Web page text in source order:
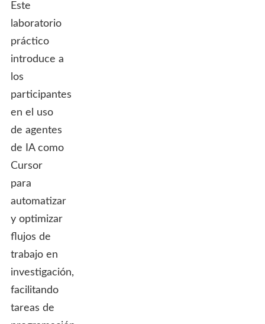
Este
laboratorio
práctico
introduce a
los
participantes
en el uso
de agentes
de IA como
Cursor
para
automatizar
y optimizar
flujos de
trabajo en
investigación,
facilitando
tareas de